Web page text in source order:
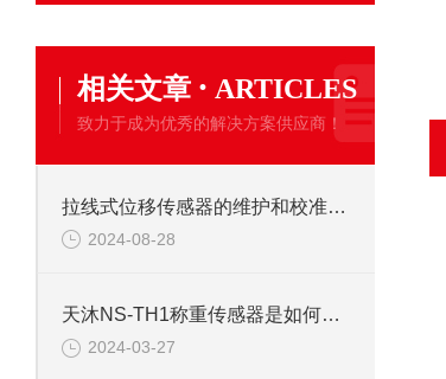
相关文章 · ARTICLES
致力于成为优秀的解决方案供应商！
拉线式位移传感器的维护和校准有哪些注意事项？
2024-08-28
天沐NS-TH1称重传感器是如何提升称重效率的
2024-03-27